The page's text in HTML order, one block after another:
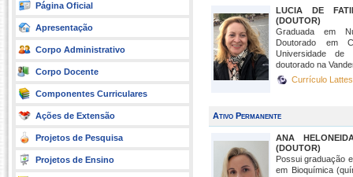
Página Oficial
Apresentação
Corpo Administrativo
Corpo Docente
Componentes Curriculares
Ações de Extensão
Projetos de Pesquisa
Projetos de Ensino
LUCIA DE
(DOUTOR)
Graduada em
Doutorado em
Universidade
doutorado na
Currículo
Ativo Permanente
ANA
(DOUTOR)
Possui graduação
em Bioquímica